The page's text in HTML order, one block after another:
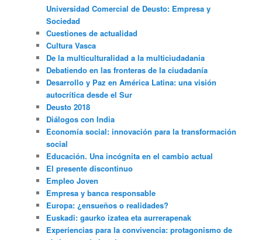
Universidad Comercial de Deusto: Empresa y
Sociedad
Cuestiones de actualidad
Cultura Vasca
De la multiculturalidad a la multiciudadania
Debatiendo en las fronteras de la ciudadanía
Desarrollo y Paz en América Latina: una visión
autocrítica desde el Sur
Deusto 2018
Diálogos con India
Economía social: innovación para la transformación
social
Educación. Una incógnita en el cambio actual
El presente discontinuo
Empleo Joven
Empresa y banca responsable
Europa: ¿ensueños o realidades?
Euskadi: gaurko izatea eta aurrerapenak
Experiencias para la convivencia: protagonismo de